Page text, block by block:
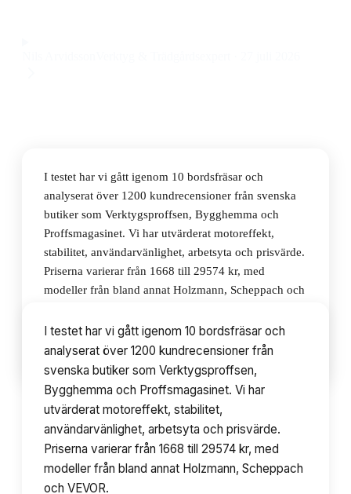
I testet har vi gått igenom 10 bordsfräsar och
analyserat över 1200 kundrecensioner från svenska
butiker som Verktygsproffsen, Bygghemma och
Proffsmagasinet. Vi har utvärderat motoreffekt,
stabilitet, användarvänlighet, arbetsyta och prisvärde.
Priserna varierar från 1668 till 29574 kr, med
modeller från bland annat Holzmann, Scheppach och
Innehållsförteckning 10avsnitt
I testet har vi gått igenom 10 bordsfräsar och
analyserat över 1200 kundrecensioner från
svenska butiker som Verktygsproffsen,
Bygghemma och Proffsmagasinet. Vi har
utvärderat motoreffekt, stabilitet,
användarvänlighet, arbetsyta och prisvärde.
Priserna varierar från 1668 till 29574 kr, med
modeller från bland annat Holzmann, Scheppach
och VEVOR.